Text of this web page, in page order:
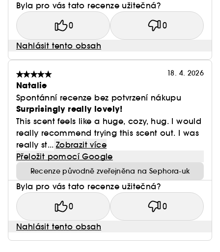
Byla pro vás tato recenze užitečná?
0 0
Nahlásit tento obsah
18. 4. 2026
Natalie
Spontánní recenze bez potvrzení nákupu
Surprisingly really lovely!
This scent feels like a huge, cozy, hug. I would
really recommend trying this scent out. I was
really st... Zobrazit více
Přeložit pomocí Google
Recenze původně zveřejněna na Sephora-uk
Byla pro vás tato recenze užitečná?
0 0
Nahlásit tento obsah